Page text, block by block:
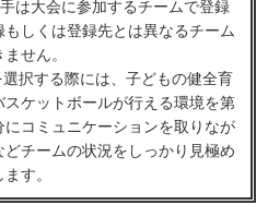
は大会に参加するチームで登録
しくは登録先とは異なるチーム
せん。
択する際には、子どもの健全育
ケットボールが行える環境を第
コミュニケーションを取りなが
チームの状況をしっかり見極め
す。